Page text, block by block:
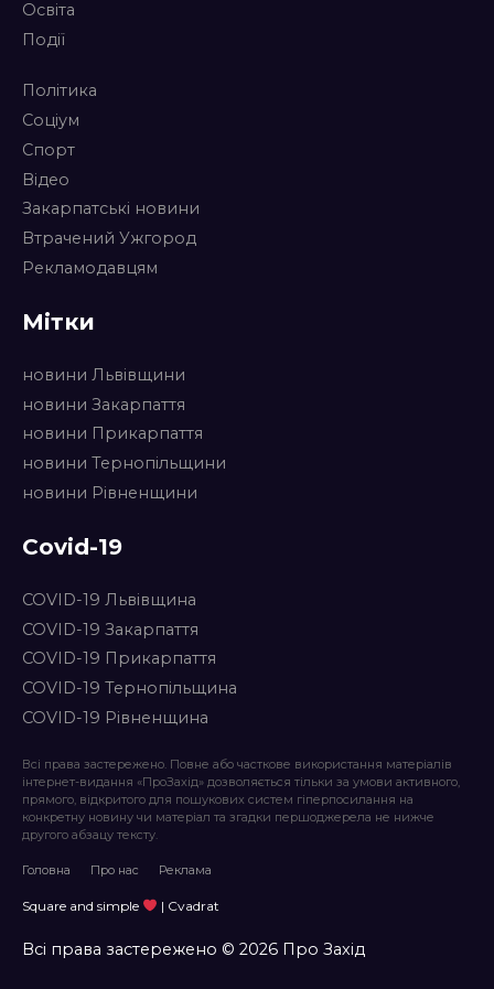
Освіта
Події
Політика
Соціум
Спорт
Відео
Закарпатські новини
Втрачений Ужгород
Рекламодавцям
Мітки
новини Львівщини
новини Закарпаття
новини Прикарпаття
новини Тернопільщини
новини Рівненщини
Covid-19
COVID-19 Львівщина
COVID-19 Закарпаття
COVID-19 Прикарпаття
COVID-19 Тернопільщина
COVID-19 Рівненщина
Всі права застережено. Повне або часткове використання матеріалів
інтернет-видання «ПроЗахід» дозволяється тільки за умови активного,
прямого, відкритого для пошукових систем гіперпосилання на
конкретну новину чи матеріал та згадки першоджерела не нижче
другого абзацу тексту.
Головна Про нас Реклама
Square and simple | Cvadrat
Всі права застережено © 2026 Про Захід